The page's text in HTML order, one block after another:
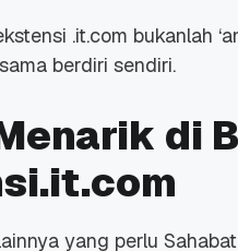
Panduan Lengkap
Terbaru
.it.com bukanlah
berdiri sendiri.
di
yang perlu